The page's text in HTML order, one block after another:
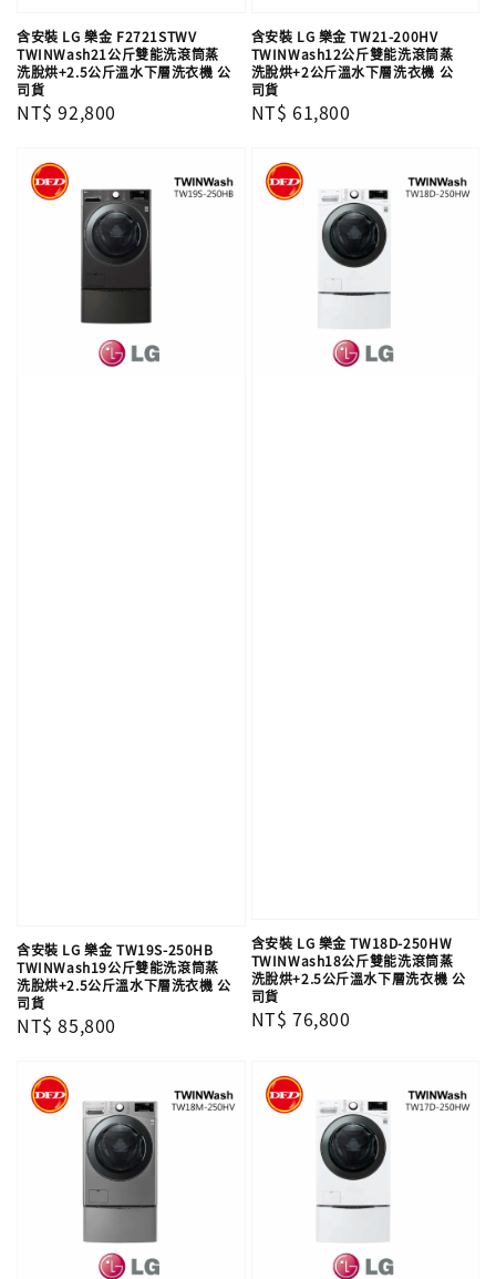
含安裝 LG 樂金 F2721STWV
TWINWash21公斤雙能洗滾筒蒸
洗脫烘+2.5公斤溫水下層洗衣機 公
司貨
Regular
NT$ 92,800
含安裝 LG 樂金 TW21-200HV
TWINWash12公斤雙能洗滾筒蒸
洗脫烘+2公斤溫水下層洗衣機 公
司貨
Regular
NT$ 61,800
含安裝 LG 樂金 TW19S-250HB
TWINWash19公斤雙能洗滾筒蒸
洗脫烘+2.5公斤溫水下層洗衣機 公
司貨
Regular
NT$ 85,800
含安裝 LG 樂金 TW18D-250HW
TWINWash18公斤雙能洗滾筒蒸
洗脫烘+2.5公斤溫水下層洗衣機 公
司貨
Regular
NT$ 76,800